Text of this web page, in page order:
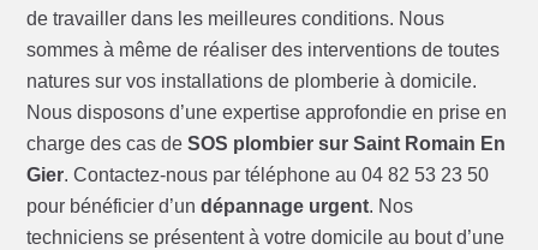
de travailler dans les meilleures conditions. Nous
sommes à même de réaliser des interventions de toutes
natures sur vos installations de plomberie à domicile.
Nous disposons d’une expertise approfondie en prise en
charge des cas deSOS plombier sur Saint Romain En
Gier. Contactez-nous par téléphone au 04 82 53 23 50
pour bénéficier d’undépannage urgent. Nos
techniciens se présentent à votre domicile au bout d’une